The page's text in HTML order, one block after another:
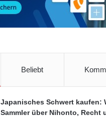
Beliebt
Japanisches Schwert kaufen:
Sammler über Nihonto, Recht